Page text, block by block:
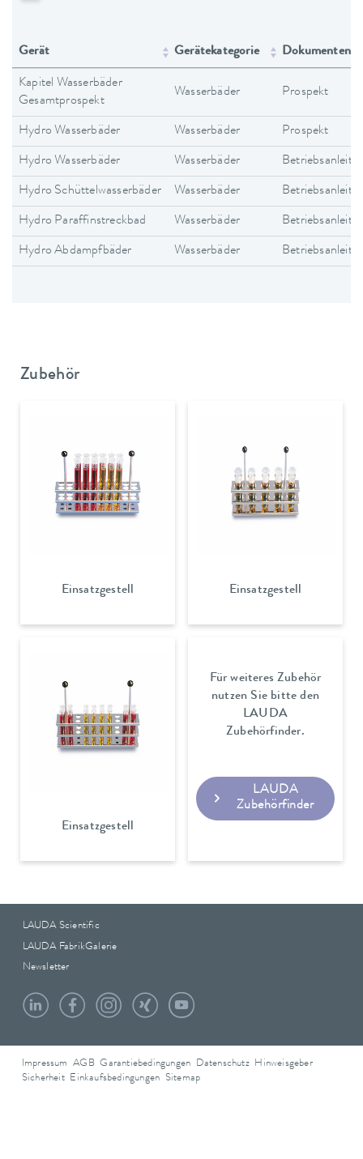
Gerät Gerätekategorie
Kapitel Wasserbäder
Gesamtprospekt
Wasserbäder Prospekt
Hydro Wasserbäder Wasserbäder Prospekt
Hydro Wasserbäder Wasserbäder
Hydro Schüttelwasserbäder Wasserbäder
Hydro Paraffinstreckbad Wasserbäder
Hydro Abdampfbäder Wasserbäder
Zubehör
Einsatzgestell Einsatzgestell
Einsatzgestell
Für weiteres Zubehör
nutzen Sie bitte den
LAUDA
Zubehörfinder.
LAUDA
Zubehörfinder
LAUDA Scientific
LAUDA FabrikGalerie
Newsletter
Impressum AGB Garantiebedingungen Datenschutz Hinweisgeber
Sicherheit Einkaufsbedingungen Sitemap